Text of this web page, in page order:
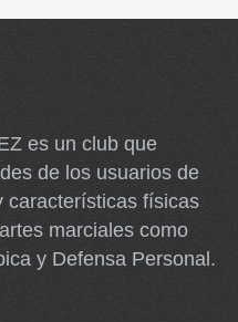
es un club que
de los usuarios de
características físicas
marciales como
y Defensa Personal.